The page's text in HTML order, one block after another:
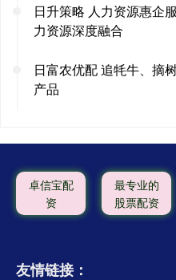
日升策略 人力资源惠企
力资源深度融合
日富农优配 追牦牛、
产品
卓信宝配
资
最专业的
股票配资
友情链接：